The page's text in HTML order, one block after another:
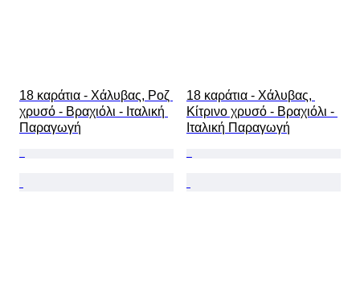
18 καράτια - Χάλυβας, Ροζ
χρυσό - Βραχιόλι - Ιταλική
Παραγωγή
18 καράτια - Χάλυβας,
Κίτρινο χρυσό - Βραχιόλι -
Ιταλική Παραγωγή